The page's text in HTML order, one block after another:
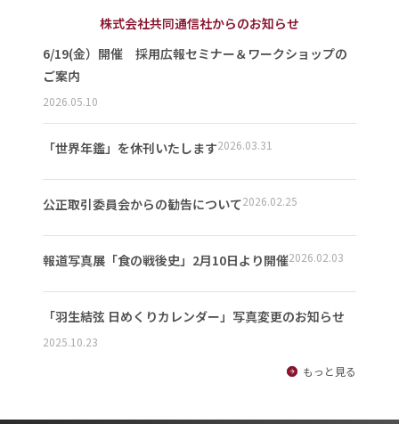
株式会社共同通信社からのお知らせ
6/19(金）開催 採用広報セミナー＆ワークショップの
ご案内
2026.05.10
「世界年鑑」を休刊いたします2026.03.31
公正取引委員会からの勧告について2026.02.25
報道写真展「食の戦後史」2月10日より開催2026.02.03
「羽生結弦 日めくりカレンダー」写真変更のお知らせ
2025.10.23
もっと見る